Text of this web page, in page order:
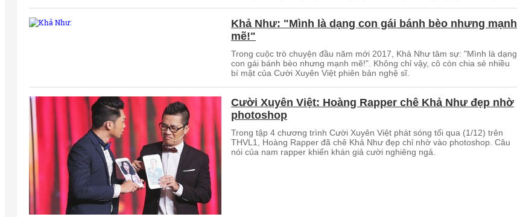
Khả Như: "Mình là dạng con gái bánh bèo nhưng mạnh
mẽ!"
Trong cuộc trò chuyện đầu năm mới 2017, Khả Như tâm sự: "Mình là dạng
con gái bánh bèo nhưng mạnh mẽ!". Không chỉ vậy, cô còn chia sẻ nhiều
bí mật của Cười Xuyên Việt phiên bản nghệ sĩ.
Cười Xuyên Việt: Hoàng Rapper chê Khả Như đẹp nhờ
photoshop
Trong tập 4 chương trình Cười Xuyên Việt phát sóng tối qua (1/12) trên
THVL1, Hoàng Rapper đã chê Khả Như đẹp chỉ nhờ vào photoshop. Câu
nói của nam rapper khiến khán giả cười nghiêng ngả.